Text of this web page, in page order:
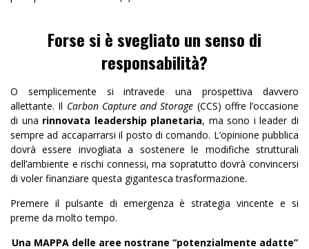
Forse si è svegliato un senso di
responsabilità?
O semplicemente si intravede una prospettiva davvero
allettante. Il Carbon Capture and Storage (CCS) offre l’occasione
di una rinnovata leadership planetaria, ma sono i leader di
sempre ad accaparrarsi il posto di comando. L’opinione pubblica
dovrà essere invogliata a sostenere le modifiche strutturali
dell’ambiente e rischi connessi, ma sopratutto dovrà convincersi
di voler finanziare questa gigantesca trasformazione.
Premere il pulsante di emergenza è strategia vincente e si
preme da molto tempo.
Una MAPPA delle aree nostrane “potenzialmente adatte”